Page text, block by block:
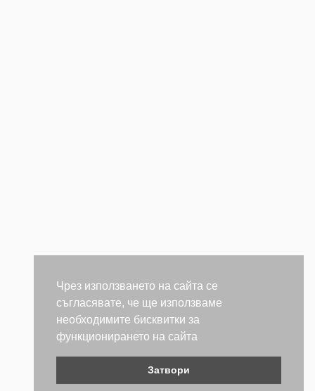
Чрез използването на сайта се
съгласявате, че ще използваме
необходимите бисквитки за
функционирането на сайта
Затвори